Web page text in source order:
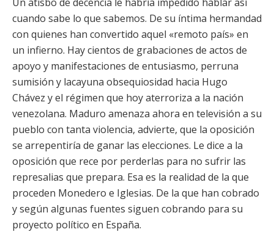
cuando sabe lo que sabemos. De su íntima hermandad
con quienes han convertido aquel «remoto país» en
un infierno. Hay cientos de grabaciones de actos de
apoyo y manifestaciones de entusiasmo, perruna
sumisión y lacayuna obsequiosidad hacia Hugo
Chávez y el régimen que hoy aterroriza a la nación
venezolana. Maduro amenaza ahora en televisión a su
pueblo con tanta violencia, advierte, que la oposición
se arrepentiría de ganar las elecciones. Le dice a la
oposición que rece por perderlas para no sufrir las
represalias que prepara. Esa es la realidad de la que
proceden Monedero e Iglesias. De la que han cobrado
y según algunas fuentes siguen cobrando para su
proyecto político en España.